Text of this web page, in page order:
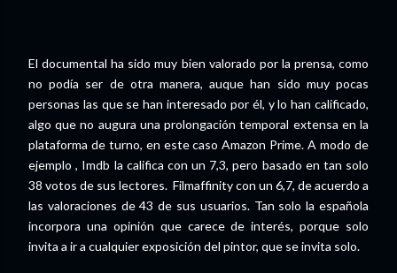
El documental ha sido muy bien valorado por la prensa, como
no podía ser de otra manera, auque han sido muy pocas
personas las que se han interesado por él, y lo han calificado,
algo que no augura una prolongación temporal extensa en la
plataforma de turno, en este caso Amazon Prime. A modo de
ejemplo , Imdb la califica con un 7,3, pero basado en tan solo
38 votos de sus lectores. Filmaffinity con un 6,7, de acuerdo a
las valoraciones de 43 de sus usuarios. Tan solo la española
incorpora una opinión que carece de interés, porque solo
invita a ir a cualquier exposición del pintor, que se invita solo.